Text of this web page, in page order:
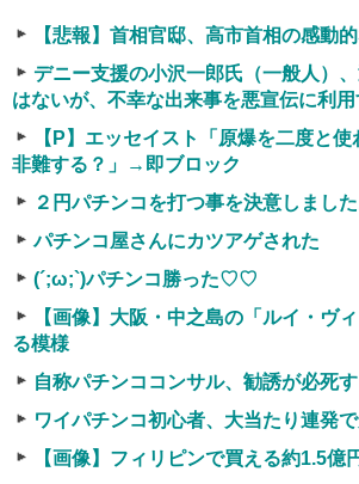
【驚愕】マチアプで会った外国人か
か？？？？？？？
NEW!
【衝撃】若い女の子からする「甘い
な？よな？w w w w w w w w w w w
【画像】愛知の半グレ、怖すぎる→
【画像】令和最新版の剛力彩芽、ワ
実質確率という罠
車上のテントでキャンプ 民泊施設が
【競馬・難解】6/30(水)第44回帝王
名機が生まれなかった悲しい枠
Powered by livedoor 相互RSS
【悲報】首相官邸、高市首相の感動
デニー支援の小沢一郎氏（一般人）
はないが、不幸な出来事を悪宣伝に利用
【P】エッセイスト「原爆を二度と
非難する？」→即ブロック
２円パチンコを打つ事を決意しました
パチンコ屋さんにカツアゲされた
(´;ω;`)パチンコ勝った♡♡
【画像】大阪・中之島の「ルイ・ヴ
る模様
自称パチンココンサル、勧誘が必死
ワイパチンコ初心者、大当たり連発
【画像】フィリピンで買える約1.5億